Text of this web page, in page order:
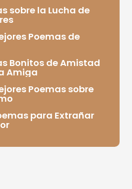
sobre la Lucha de
Poemas de
Bonitos de Amistad
Amiga
Poemas sobre
para Extrañar